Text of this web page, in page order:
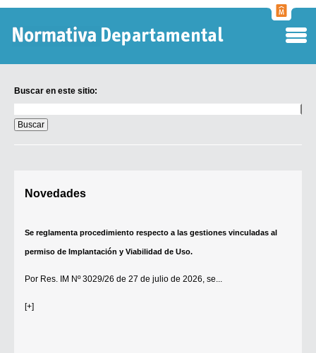
Buscar en este sitio:
en
este
sitio:
Novedades
Se reglamenta procedimiento respecto a las gestiones vinculadas al
permiso de Implantación y Viabilidad de Uso.
Por Res. IM Nº 3029/26 de 27 de julio de 2026, se...
[+]